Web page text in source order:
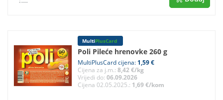
MultiPlusCard
Poli Pileće hrenovke 260 g
MultiPlusCard cijena: 1,59 €
Cijena za j.m.: 8,42 €/kg
Vrijedi do: 06.09.2026
Cijena 02.05.2025.: 1,69 €/kom